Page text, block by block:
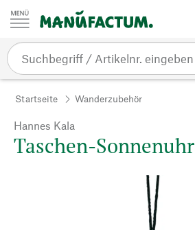
Zum Inhalt springen
Startseite Wanderzubehör
Hannes Kala
Taschen-Sonnenuhr